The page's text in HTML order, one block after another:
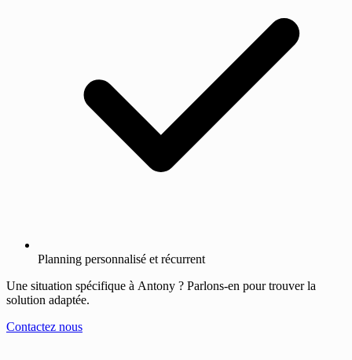
Planning personnalisé et récurrent
Une situation spécifique à Antony ? Parlons-en pour trouver la
solution adaptée.
Contactez nous